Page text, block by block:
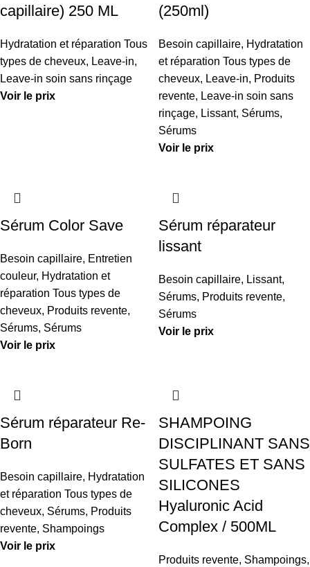
capillaire) 250 ML
Hydratation et réparation Tous
types de cheveux, Leave-in,
Leave-in soin sans rinçage
Voir le prix
(250ml)
Besoin capillaire, Hydratation
et réparation Tous types de
cheveux, Leave-in, Produits
revente, Leave-in soin sans
rinçage, Lissant, Sérums,
Sérums
Voir le prix
Sérum Color Save
Besoin capillaire, Entretien
couleur, Hydratation et
réparation Tous types de
cheveux, Produits revente,
Sérums, Sérums
Voir le prix
Sérum réparateur
lissant
Besoin capillaire, Lissant,
Sérums, Produits revente,
Sérums
Voir le prix
Sérum réparateur Re-
Born
Besoin capillaire, Hydratation
et réparation Tous types de
cheveux, Sérums, Produits
revente, Shampoings
Voir le prix
SHAMPOING
DISCIPLINANT SANS
SULFATES ET SANS
SILICONES
Hyaluronic Acid
Complex / 500ML
Produits revente, Shampoings,